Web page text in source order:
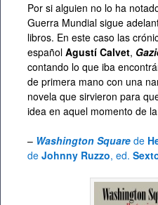
Por si alguien no lo ha
Guerra Mundial sigue
libros. En este caso las
español Agustí Calvet,
contando lo que iba
de primera mano con una
novela que sirvieron para
idea en aquel momento de
– Washington Square de
de Johnny Ruzzo, ed.